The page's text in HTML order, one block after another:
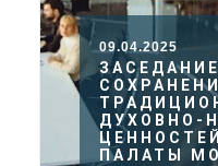
09.04.2025
ДУХОВНО-
ПАЛАТЫ